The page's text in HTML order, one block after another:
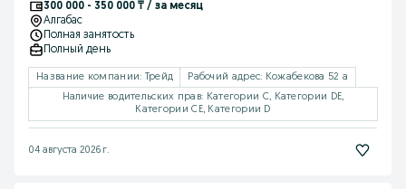
300 000 - 350 000 ₸ / за месяц
Алгабас
Полная занятость
Полный день
Название компании: Трейд
Рабочий адрес: Кожабекова 52 а
Наличие водительских прав: Категории C, Категории DE,
Категории CE, Категории D
04 августа 2026 г.